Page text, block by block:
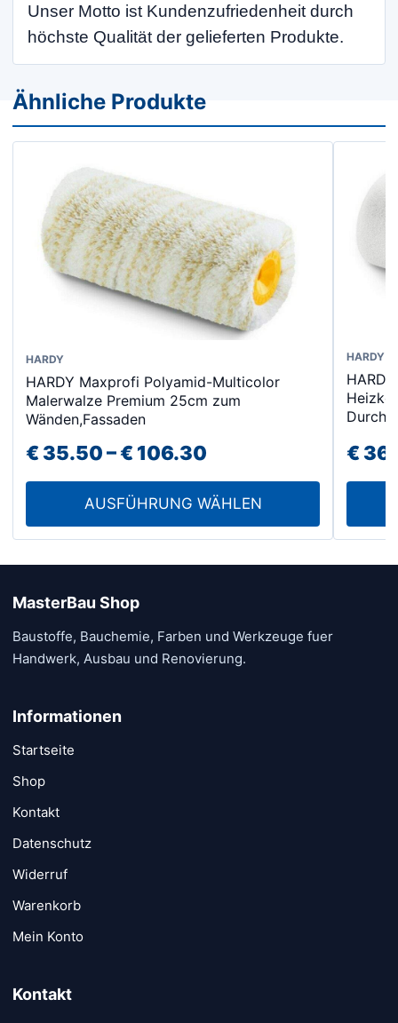
Unser Motto ist Kundenzufriedenheit durch
höchste Qualität der gelieferten Produkte.
Ähnliche Produkte
HARDY
HARDY Maxprofi Polyamid-Multicolor
Malerwalze Premium 25cm zum
Wänden,Fassaden
€35.50–€106.30
€ 35.50
bis
€ 106.30
AUSFÜHRUNG WÄHLEN
Dieses
Produkt
weist
mehrere
Varianten
auf.
Optionen
der
gewählt
HARDY
€
MasterBau Shop
Baustoffe, Bauchemie, Farben und Werkzeuge fuer
Handwerk, Ausbau und Renovierung.
Informationen
Startseite
Shop
Kontakt
Datenschutz
Widerruf
Warenkorb
Mein Konto
Kontakt